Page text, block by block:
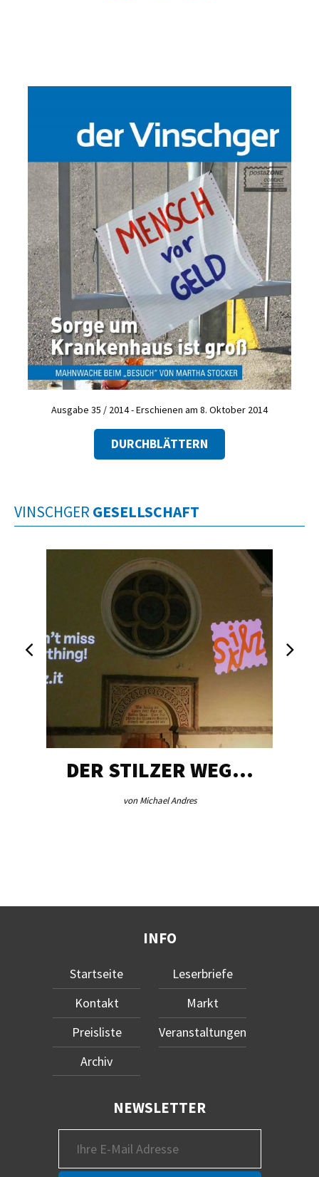
Ausgabe 35 / 2014 - Erschienen am 8. Oktober 2014
DURCHBLÄTTERN
VINSCHGER GESELLSCHAFT
DER STILZER WEG…
von Michael Andres
INFO
Startseite
Kontakt
Preisliste
Archiv
Leserbriefe
Markt
Veranstaltungen
NEWSLETTER